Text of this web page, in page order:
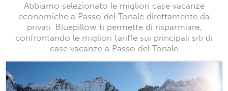
Abbiamo selezionato le migliori case vacanze
economiche a Passo del Tonale direttamente da
privati. Bluepillow ti permette di risparmiare,
confrontando le migliori tariffe sui principali siti di
case vacanze a Passo del Tonale